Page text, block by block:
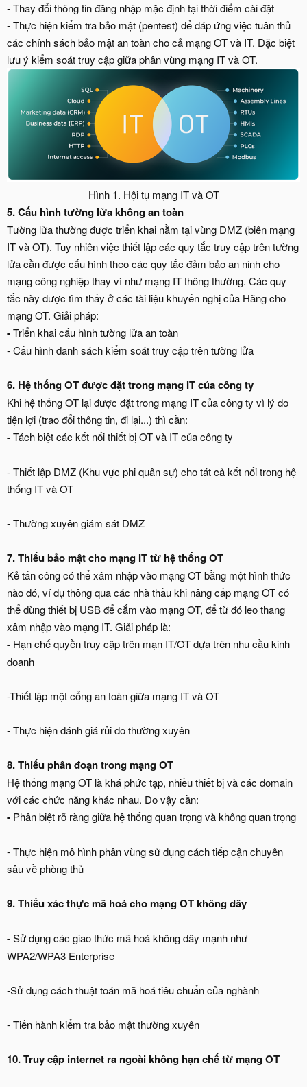
- Thay đổi thông tin đăng nhập mặc định tại thời điểm cài đặt
- Thực hiện kiểm tra bảo mật (pentest) để đáp ứng việc tuân thủ
các chính sách bảo mật an toàn cho cả mạng OT và IT. Đặc biệt
lưu ý kiểm soát truy cập giữa phân vùng mạng IT và OT.
Hình 1. Hội tụ mạng IT và OT​
5. Cấu hình tường lửa không an toàn
Tường lửa thường được triển khai nằm tại vùng DMZ (biên mạng
IT và OT). Tuy nhiên việc thiết lập các quy tắc truy cập trên tường
lửa cần được cấu hình theo các quy tắc đảm bảo an ninh cho
mạng công nghiệp thay vì như mạng IT thông thường. Các quy
tắc này được tìm thấy ở các tài liệu khuyến nghị của Hãng cho
mạng OT. Giải pháp:
-Triển khai cấu hình tường lửa an toàn
- Cấu hình danh sách kiểm soát truy cập trên tường lửa
6. Hệ thống OT được đặt trong mạng IT của công ty
Khi hệ thống OT lại được đặt trong mạng IT của công ty vì lý do
tiện lợi (trao đổi thông tin, đi lại...) thì cần:
-Tách biệt các kết nối thiết bị OT và IT của công ty
- Thiết lập DMZ (Khu vực phi quân sự) cho tát cả kết nối trong hệ
thống IT và OT
- Thường xuyên giám sát DMZ
7. Thiếu bảo mật cho mạng IT từ hệ thống OT
Kẻ tấn công có thể xâm nhập vào mạng OT bằng một hình thức
nào đó, ví dụ thông qua các nhà thầu khi nâng cấp mạng OT có
thể dùng thiết bị USB để cắm vào mạng OT, để từ đó leo thang
xâm nhập vào mạng IT. Giải pháp là:
- Hạn chế quyền truy cập trên mạn IT/OT dựa trên nhu cầu kinh
doanh
-Thiết lập một cổng an toàn giữa mạng IT và OT
- Thực hiện đánh giá rủi do thường xuyên
8. Thiếu phân đoạn trong mạng OT
Hệ thống mạng OT là khá phức tạp, nhiều thiết bị và các domain
với các chức năng khác nhau. Do vậy cần:
- Phân biệt rõ ràng giữa hệ thống quan trọng và không quan trọng
- Thực hiện mô hình phân vùng sử dụng cách tiếp cận chuyên
sâu về phòng thủ
9. Thiếu xác thực mã hoá cho mạng OT không dây
-Sử dụng các giao thức mã hoá không dây mạnh như
WPA2/WPA3 Enterprise
-Sử dụng cách thuật toán mã hoá tiêu chuẩn của nghành
- Tiến hành kiểm tra bảo mật thường xuyên
10. Truy cập internet ra ngoài không hạn chế từ mạng OT